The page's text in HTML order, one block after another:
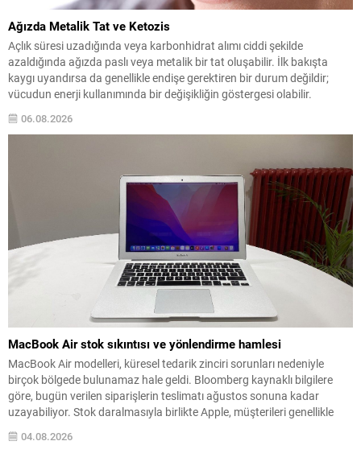
Ağızda Metalik Tat ve Ketozis
Açlık süresi uzadığında veya karbonhidrat alımı ciddi şekilde
azaldığında ağızda paslı veya metalik bir tat oluşabilir. İlk bakışta
kaygı uyandırsa da genellikle endişe gerektiren bir durum değildir;
vücudun enerji kullanımında bir değişikliğin göstergesi olabilir.
karbonhidrat rezervleri azaldığında karaciğer alternatif bir yol devreye
06.08.2026
MacBook Air stok sıkıntısı ve yönlendirme hamlesi
MacBook Air modelleri, küresel tedarik zinciri sorunları nedeniyle
birçok bölgede bulunamaz hale geldi. Bloomberg kaynaklı bilgilere
göre, bugün verilen siparişlerin teslimatı ağustos sonuna kadar
uzayabiliyor. Stok daralmasıyla birlikte Apple, müşterileri genellikle
daha güçlü olan temel MacBook Pro modeline yönlendiriyor. Bu
yönlendirme, bazı pazarlama materyallerinde cihazların stok
04.08.2026